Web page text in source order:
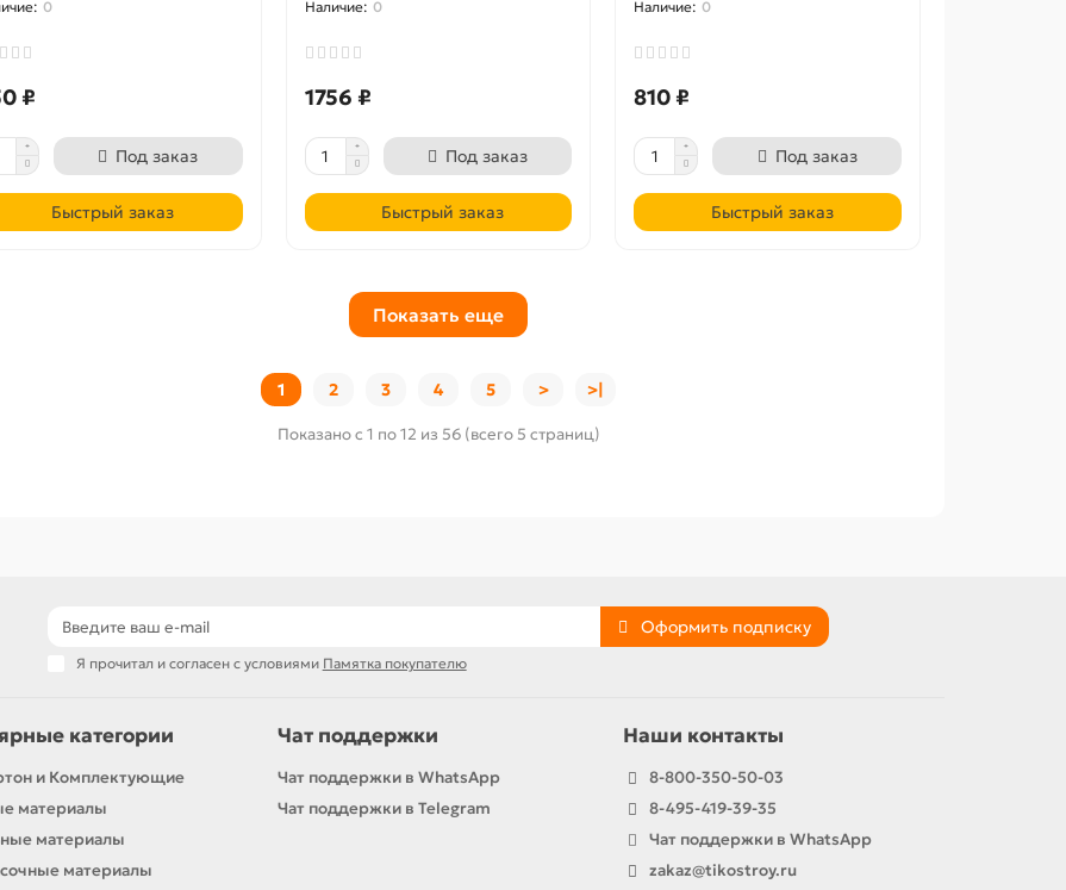
0
₽
Под заказ
Быстрый заказ
0
1756 ₽
Под заказ
Быстрый заказ
0
810 ₽
Под заказ
Быстрый заказ
Показать еще
1 2 3 4 5 > >|
Показано с 1 по 12 из 56 (всего 5 страниц)
Оформить подписку
Я прочитал и согласен с условиями Памятка покупателю
категории
и Комплектующие
материалы
материалы
материалы
Чат поддержки
Чат поддержки в WhatsApp
Чат поддержки в Telegram
Наши контакты
8-800-350-50-03
8-495-419-39-35
Чат поддержки в WhatsApp
zakaz@tikostroy.ru